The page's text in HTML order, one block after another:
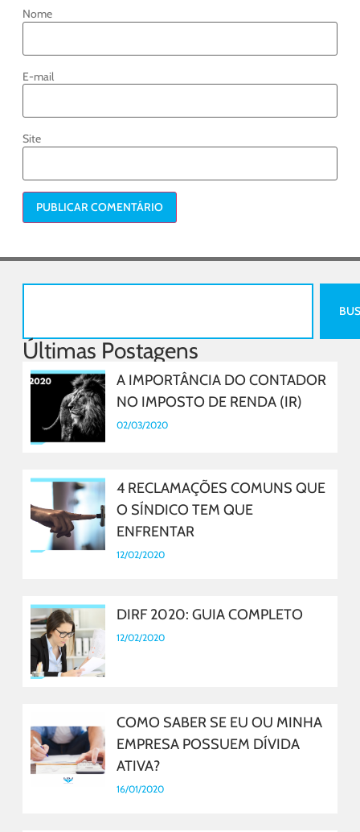
Nome
E-mail
Site
Últimas Postagens
A IMPORTÂNCIA DO CONTADOR
NO IMPOSTO DE RENDA (IR)
02/03/2020
4 RECLAMAÇÕES COMUNS QUE
O SÍNDICO TEM QUE
ENFRENTAR
12/02/2020
DIRF 2020: GUIA COMPLETO
12/02/2020
COMO SABER SE EU OU MINHA
EMPRESA POSSUEM DÍVIDA
ATIVA?
16/01/2020